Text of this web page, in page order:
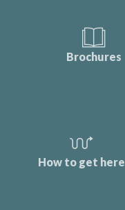
Brochures
How to get here